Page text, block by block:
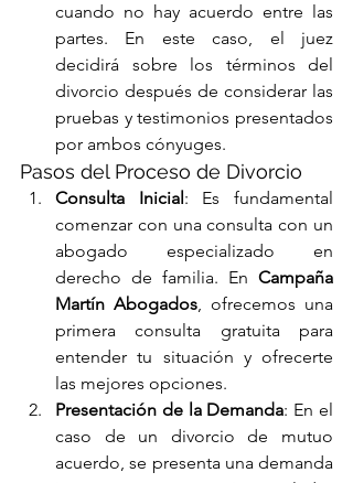
cuando no hay acuerdo entre las
partes. En este caso, el juez
decidirá sobre los términos del
divorcio después de considerar las
pruebas y testimonios presentados
por ambos cónyuges.
Pasos del Proceso de Divorcio
Consulta Inicial: Es fundamental
comenzar con una consulta con un
abogado especializado en
derecho de familia. En Campaña
Martín Abogados, ofrecemos una
primera consulta gratuita para
entender tu situación y ofrecerte
las mejores opciones.
Presentación de la Demanda: En el
caso de un divorcio de mutuo
acuerdo, se presenta una demanda